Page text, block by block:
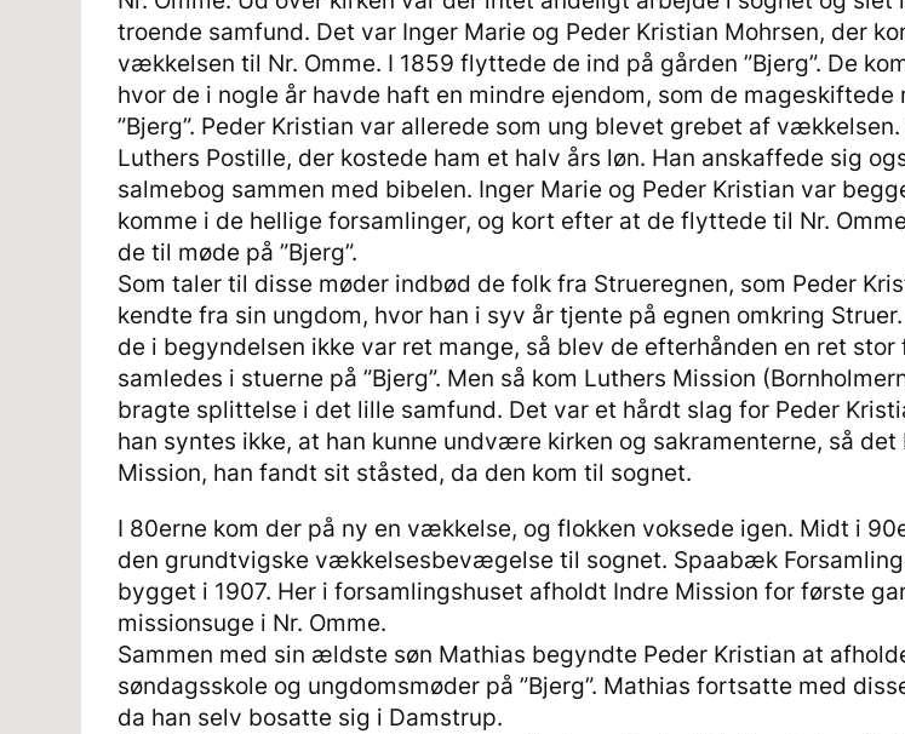
troende samfund. Det var Inger Marie og Peder Kristian Mohrsen, der
vækkelsen til Nr. Omme. I 1859 flyttede de ind på gården ”Bjerg”. De
hvor de i nogle år havde haft en mindre ejendom, som de mageskiftede
”Bjerg”. Peder Kristian var allerede som ung blevet grebet af
Luthers Postille, der kostede ham et halv års løn. Han anskaffede sig
salmebog sammen med bibelen. Inger Marie og Peder Kristian var
komme i de hellige forsamlinger, og kort efter at de flyttede til Nr.
de til møde på ”Bjerg”.
Som taler til disse møder indbød de folk fra Strueregnen, som Peder
kendte fra sin ungdom, hvor han i syv år tjente på egnen omkring
de i begyndelsen ikke var ret mange, så blev de efterhånden en ret stor
samledes i stuerne på ”Bjerg”. Men så kom Luthers Mission
bragte splittelse i det lille samfund. Det var et hårdt slag for Peder
han syntes ikke, at han kunne undvære kirken og sakramenterne, så det
Mission, han fandt sit ståsted, da den kom til sognet.
I 80erne kom der på ny en vækkelse, og flokken voksede igen. Midt i
den grundtvigske vækkelsesbevægelse til sognet. Spaabæk
bygget i 1907. Her i forsamlingshuset afholdt Indre Mission for første
missionsuge i Nr. Omme.
Sammen med sin ældste søn Mathias begyndte Peder Kristian at
søndagsskole og ungdomsmøder på ”Bjerg”. Mathias fortsatte med
da han selv bosatte sig i Damstrup.